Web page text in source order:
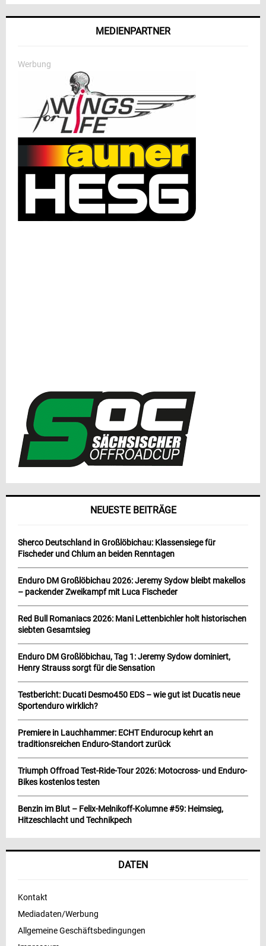
MEDIENPARTNER
Werbung
NEUESTE BEITRÄGE
Sherco Deutschland in Großlöbichau: Klassensiege für
Fischeder und Chlum an beiden Renntagen
Enduro DM Großlöbichau 2026: Jeremy Sydow bleibt makellos
– packender Zweikampf mit Luca Fischeder
Red Bull Romaniacs 2026: Mani Lettenbichler holt historischen
siebten Gesamtsieg
Enduro DM Großlöbichau, Tag 1: Jeremy Sydow dominiert,
Henry Strauss sorgt für die Sensation
Testbericht: Ducati Desmo450 EDS – wie gut ist Ducatis neue
Sportenduro wirklich?
Premiere in Lauchhammer: ECHT Endurocup kehrt an
traditionsreichen Enduro-Standort zurück
Triumph Offroad Test-Ride-Tour 2026: Motocross- und Enduro-
Bikes kostenlos testen
Benzin im Blut – Felix-Melnikoff-Kolumne #59: Heimsieg,
Hitzeschlacht und Technikpech
DATEN
Kontakt
Mediadaten/Werbung
Allgemeine Geschäftsbedingungen